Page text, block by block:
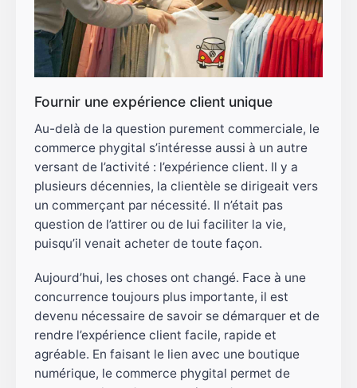
Fournir une expérience client unique
Au-delà de la question purement commerciale, le
commerce phygital s’intéresse aussi à un autre
versant de l’activité : l’expérience client. Il y a
plusieurs décennies, la clientèle se dirigeait vers
un commerçant par nécessité. Il n’était pas
question de l’attirer ou de lui faciliter la vie,
puisqu’il venait acheter de toute façon.
Aujourd’hui, les choses ont changé. Face à une
concurrence toujours plus importante, il est
devenu nécessaire de savoir se démarquer et de
rendre l’expérience client facile, rapide et
agréable. En faisant le lien avec une boutique
numérique, le commerce phygital permet de